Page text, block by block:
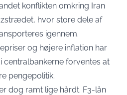
konflikten omkring Iran
hvor store dele af
igennem.
og højere inflation har
centralbankerne forventes at
pengepolitik.
dog ramt lige hårdt. F3-lån